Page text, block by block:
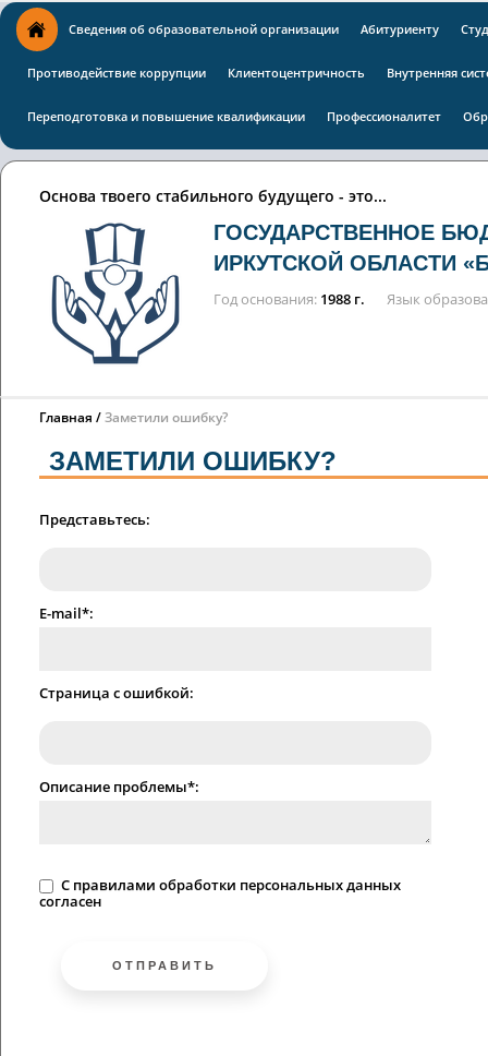
Сведения об образовательной организации Абитуриенту
Противодействие коррупции Клиентоцентричность Внутренняя
Переподготовка и повышение квалификации Профессионалитет
Основа твоего стабильного будущего - это...
ГОСУДАРСТВЕННОЕ
ИРКУТСКОЙ ОБЛАСТИ
Год основания 1988 г. Язык
Главная Заметили ошибку?
ЗАМЕТИЛИ ОШИБКУ?
Представьтесь:
E-mail*:
Страница с ошибкой:
Описание проблемы*:
C правилами обработки персональных данных
согласен
ОТПРАВИТЬ